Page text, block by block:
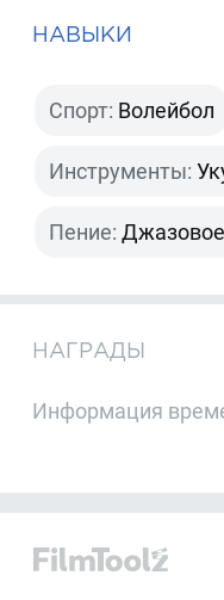
НАВЫКИ
Спорт: Волейбол
Инструменты:
Пение:
НАГРАДЫ
Информация